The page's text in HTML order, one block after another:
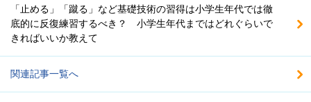
「止める」「蹴る」など基礎技術の習得は小学生年代では徹
底的に反復練習するべき？ 小学生年代まではどれぐらいで
きればいいか教えて
関連記事一覧へ